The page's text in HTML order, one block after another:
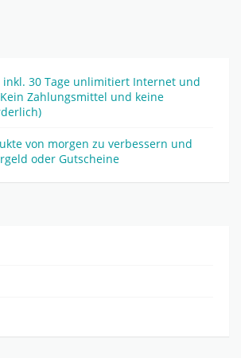
inkl. 30 Tage unlimitiert Internet und
Zahlungsmittel und keine
von morgen zu verbessern und
oder Gutscheine